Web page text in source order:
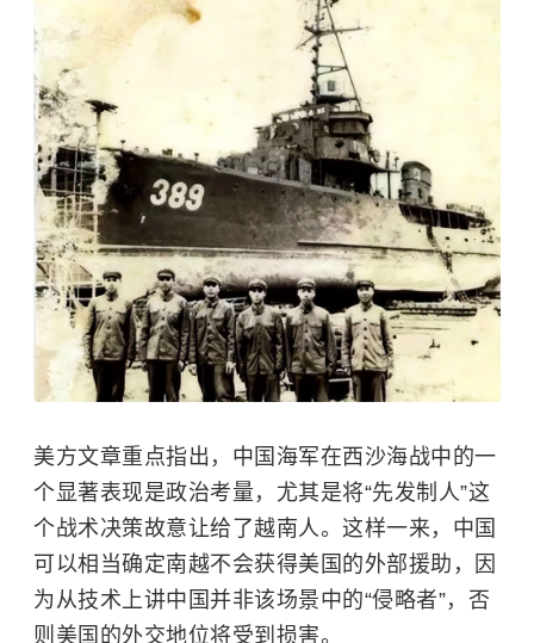
美方文章重点指出，中国海军在西沙海战中的一
个显著表现是政治考量，尤其是将“先发制人”这
个战术决策故意让给了越南人。这样一来，中国
可以相当确定南越不会获得美国的外部援助，因
为从技术上讲中国并非该场景中的“侵略者”，否
则美国的外交地位将受到损害。